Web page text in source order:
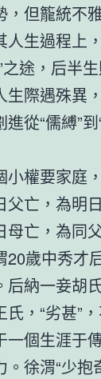
，但籠統不
人生過程上
途，后半
生際遇殊異
從“儒縛”
小權要家庭
父亡，為明
母亡，為同
20歲中秀才
納一妾胡
，“劣甚”
一個生涯于
徐渭“少抱